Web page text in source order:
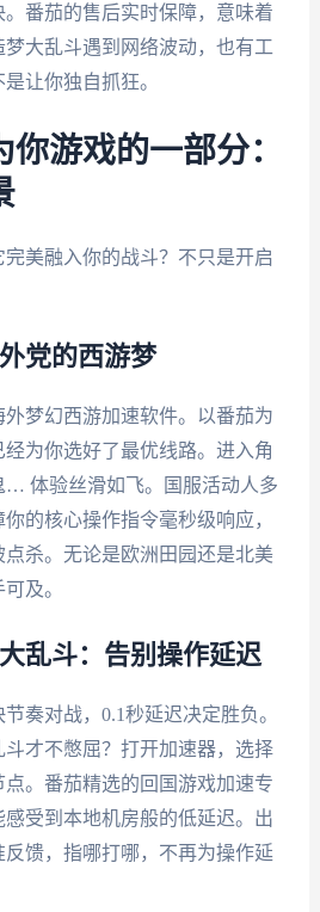
番茄的售后实时保障，意味着
大乱斗遇到网络波动，也有工
让你独自抓狂。
游戏的一部分：
美融入你的战斗？不只是开启
党的西游梦
梦幻西游加速软件。以番茄为
为你选好了最优线路。进入角
… 体验丝滑如飞。国服活动人多
的核心操作指令毫秒级响应，
杀。无论是欧洲田园还是北美
及。
乱斗：告别操作延迟
奏对战，0.1秒延迟决定胜负。
才不憋屈？打开加速器，选择
。番茄精选的回国游戏加速专
受到本地机房般的低延迟。出
馈，指哪打哪，不再为操作延